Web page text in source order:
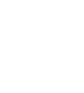
y las
y de color